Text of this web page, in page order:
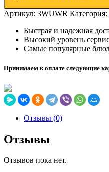
Артикул: 3WUWR Категория:
Быстрая и надежная
Высокий уровень
Самые популярные
Принимаем к оплате следующие
Отзывы (0)
Отзывы
Отзывов пока нет.